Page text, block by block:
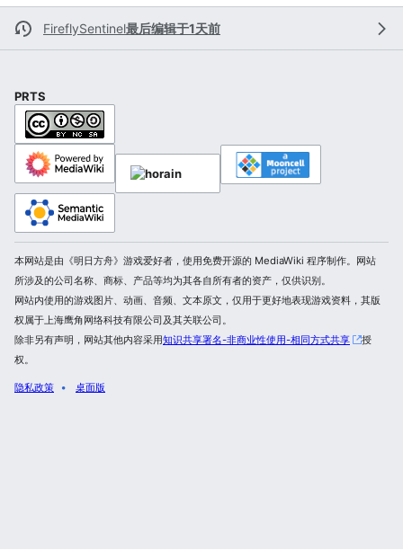
FireflySentinel最后编辑于1天前
PRTS
本网站是由《明日方舟》游戏爱好者，使用免费开源的 MediaWiki 程序制作。网站
所涉及的公司名称、商标、产品等均为其各自所有者的资产，仅供识别。
网站内使用的游戏图片、动画、音频、文本原文，仅用于更好地表现游戏资料，其版
权属于上海鹰角网络科技有限公司及其关联公司。
除非另有声明，网站其他内容采用知识共享署名-非商业性使用-相同方式共享
授
权。
隐私政策 桌面版